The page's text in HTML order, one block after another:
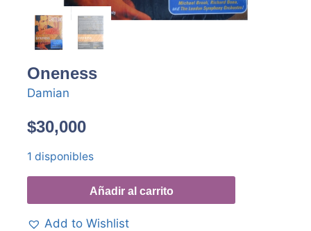
Oneness
Damian
$30,000
1 disponibles
Añadir al carrito
Add to Wishlist